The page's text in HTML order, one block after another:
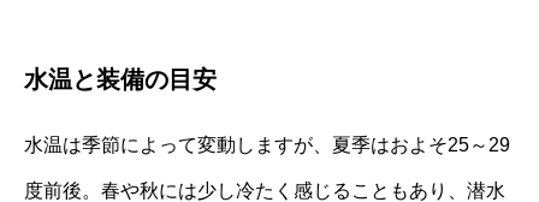
水温と装備の目安
水温は季節によって変動しますが、夏季はおよそ25～29
度前後。春や秋には少し冷たく感じることもあり、潜水